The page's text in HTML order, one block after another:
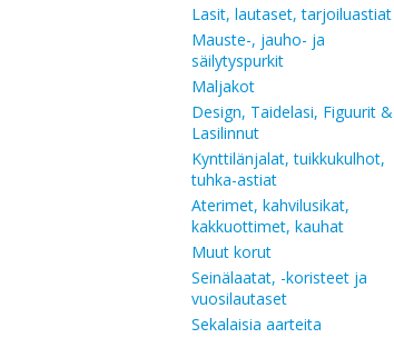
Lasit, lautaset, tarjoiluastiat
Mauste-, jauho- ja
säilytyspurkit
Maljakot
Design, Taidelasi, Figuurit &
Lasilinnut
Kynttilänjalat, tuikkukulhot,
tuhka-astiat
Aterimet, kahvilusikat,
kakkuottimet, kauhat
Muut korut
Seinälaatat, -koristeet ja
vuosilautaset
Sekalaisia aarteita